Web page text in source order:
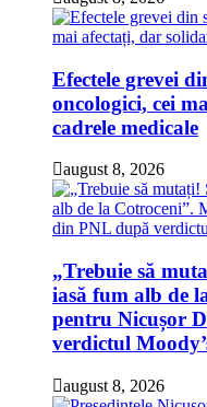
Efectele grevei
oncologici, cei
cadrele medicale
august 8, 2026
„Trebuie să
iasă fum alb de
pentru Nicușor
verdictul
august 8, 2026